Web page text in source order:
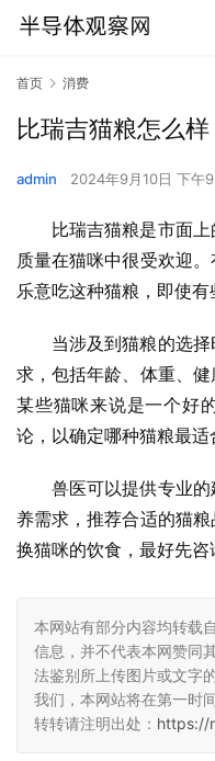
首页 消费
比瑞吉猫粮怎么
admin 2024年9月10日 下午
比瑞吉猫粮是市面
质量在猫咪中很受欢迎
乐意吃这种猫粮，即使有
当涉及到猫粮的选
求，包括年龄、体重、
某些猫咪来说是一个好
论，以确定哪种猫粮最适
兽医可以提供专业
养需求，推荐合适的猫
换猫咪的饮食，最好先咨
本网站有部分内容均转载
信息，并不代表本网赞同
法鉴别所上传图片或文字
我们，本网站将在第一时
转转请注明出处： https://